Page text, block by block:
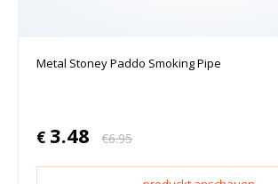
Metal Stoney Paddo Smoking Pipe
€ 3.48 €6.95